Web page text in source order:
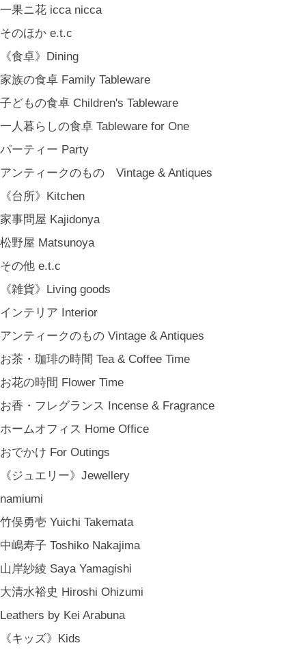
一果ニ花 icca nicca
そのほか e.t.c
《食卓》Dining
家族の食卓 Family Tableware
子どもの食卓 Children's Tableware
一人暮らしの食卓 Tableware for One
パーティー Party
アンティークのもの Vintage & Antiques
《台所》Kitchen
家事問屋 Kajidonya
松野屋 Matsunoya
その他 e.t.c
《雑貨》Living goods
インテリア Interior
アンティークのもの Vintage & Antiques
お茶・珈琲の時間 Tea & Coffee Time
お花の時間 Flower Time
お香・フレグランス Incense & Fragrance
ホームオフィス Home Office
おでかけ For Outings
《ジュエリー》Jewellery
namiumi
竹俣勇壱 Yuichi Takemata
中嶋寿子 Toshiko Nakajima
山岸紗綾 Saya Yamagishi
大清水裕史 Hiroshi Ohizumi
Leathers by Kei Arabuna
《キッズ》Kids